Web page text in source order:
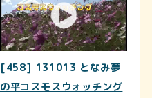
[458] 131013 となみ夢
の平コスモスウォッチング